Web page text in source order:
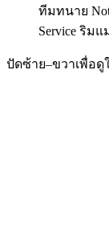
ทีมทนาย
Service ริม
ปัดซ้าย–ขวาเพื่อดู